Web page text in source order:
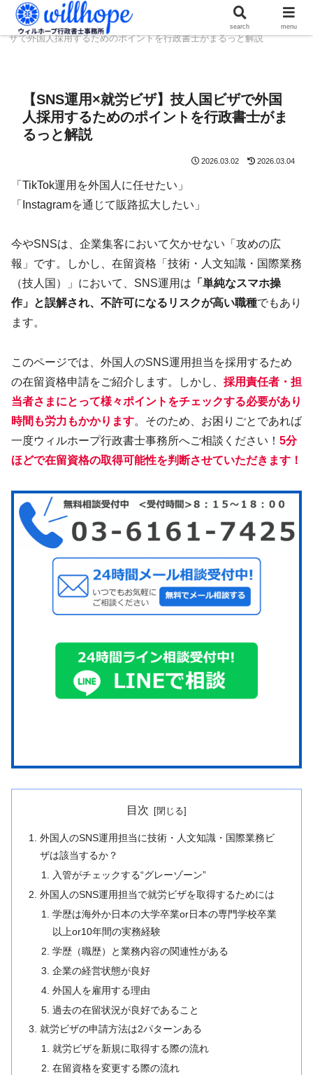
ホーム ビザコラム
【SNS運用×就労ビザ】技人国ビ
ザで外国人採用するためのポイントを行政書士がまるっと解説
【SNS運用×就労ビザ】技人国ビザで外国
人採用するためのポイントを行政書士がま
るっと解説
2026.03.02 2026.03.04
「TikTok運用を外国人に任せたい」
「Instagramを通じて販路拡大したい」
今やSNSは、企業集客において欠かせない「攻めの広
報」です。しかし、在留資格「技術・人文知識・国際業務
（技人国）」において、SNS運用は 「単純なスマホ操
作」と誤解され、不許可になるリスクが高い職種でもあり
ます。
このページでは、外国人のSNS運用担当を採用するため
の在留資格申請をご紹介します。しかし、 採用責任者・担
当者さまにとって様々ポイントをチェックする必要があり
時間も労力もかかります。そのため、お困りごとであれば
一度ウィルホープ行政書士事務所へご相談ください！ 5分
ほどで在留資格の取得可能性を判断させていただきます！
目次
外国人のSNS運用担当に技術・人文知識・国際業務ビ
ザは該当するか？
入管がチェックする“グレーゾーン”
外国人のSNS運用担当で就労ビザを取得するためには
学歴は海外か日本の大学卒業or日本の専門学校卒業
以上or10年間の実務経験
学歴（職歴）と業務内容の関連性がある
企業の経営状態が良好
外国人を雇用する理由
過去の在留状況が良好であること
就労ビザの申請方法は2パターンある
就労ビザを新規に取得する際の流れ
在留資格を変更する際の流れ
search menu